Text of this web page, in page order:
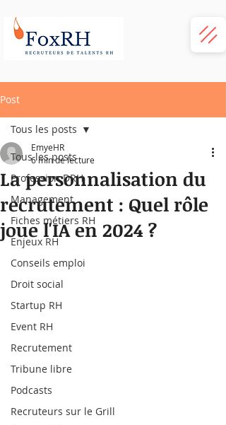
Post
Tous les posts
Profession DRH
Management
Fiches métiers RH
Enjeux RH
Conseils emploi
Droit social
Startup RH
Event RH
Recrutement
Tribune libre
Podcasts
Recruteurs sur le Grill
Tous les posts
La personnalisation du
recrutement : Quel rôle
joue l'IA en 2024 ?
EmyeHR
6 min de lecture